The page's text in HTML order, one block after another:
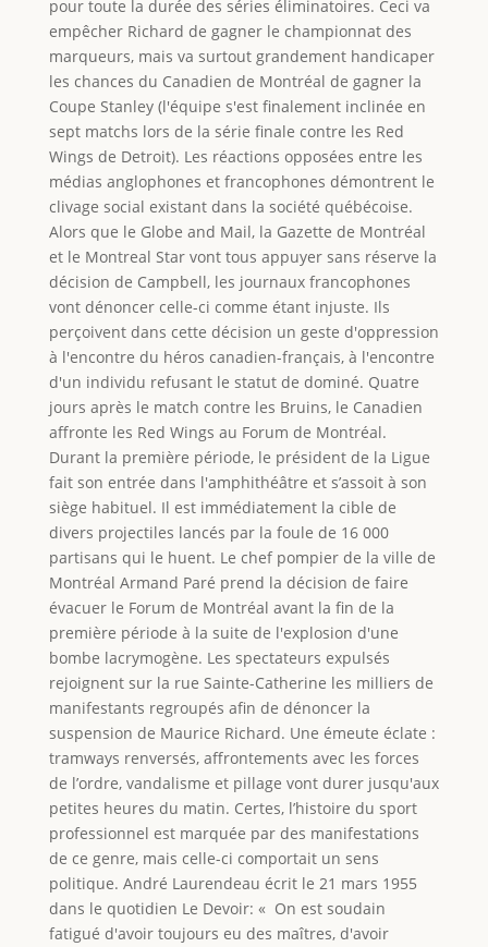
pour toute la durée des séries éliminatoires. Ceci va
empêcher Richard de gagner le championnat des
marqueurs, mais va surtout grandement handicaper
les chances du Canadien de Montréal de gagner la
Coupe Stanley (l'équipe s'est finalement inclinée en
sept matchs lors de la série finale contre les Red
Wings de Detroit). Les réactions opposées entre les
médias anglophones et francophones démontrent le
clivage social existant dans la société québécoise.
Alors que le Globe and Mail, la Gazette de Montréal
et le Montreal Star vont tous appuyer sans réserve la
décision de Campbell, les journaux francophones
vont dénoncer celle-ci comme étant injuste. Ils
perçoivent dans cette décision un geste d'oppression
à l'encontre du héros canadien-français, à l'encontre
d'un individu refusant le statut de dominé. Quatre
jours après le match contre les Bruins, le Canadien
affronte les Red Wings au Forum de Montréal.
Durant la première période, le président de la Ligue
fait son entrée dans l'amphithéâtre et s’assoit à son
siège habituel. Il est immédiatement la cible de
divers projectiles lancés par la foule de 16 000
partisans qui le huent. Le chef pompier de la ville de
Montréal Armand Paré prend la décision de faire
évacuer le Forum de Montréal avant la fin de la
première période à la suite de l'explosion d'une
bombe lacrymogène. Les spectateurs expulsés
rejoignent sur la rue Sainte-Catherine les milliers de
manifestants regroupés afin de dénoncer la
suspension de Maurice Richard. Une émeute éclate :
tramways renversés, affrontements avec les forces
de l’ordre, vandalisme et pillage vont durer jusqu'aux
petites heures du matin. Certes, l’histoire du sport
professionnel est marquée par des manifestations
de ce genre, mais celle-ci comportait un sens
politique. André Laurendeau écrit le 21 mars 1955
dans le quotidien Le Devoir: « On est soudain
fatigué d'avoir toujours eu des maîtres, d'avoir